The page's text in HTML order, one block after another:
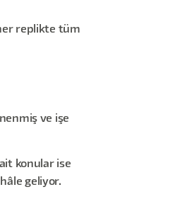
replikte tüm
ve işe
konular ise
geliyor.